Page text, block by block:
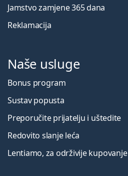
Jamstvo zamjene 365 dana
Reklamacija
Naše usluge
Bonus program
Sustav popusta
Preporučite prijatelju i uštedite
Redovito slanje leća
Lentiamo, za održivije kupovanje